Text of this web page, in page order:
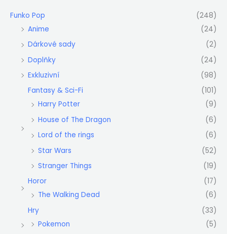
Funko Pop
(248)
Anime
(24)
Dárkové sady
(2)
Doplňky
(24)
Exkluzivní
(98)
Fantasy & Sci-Fi
(101)
Harry Potter
(9)
House of The Dragon
(6)
Lord of the rings
(6)
Star Wars
(52)
Stranger Things
(19)
Horor
(17)
The Walking Dead
(6)
Hry
(33)
Pokemon
(5)